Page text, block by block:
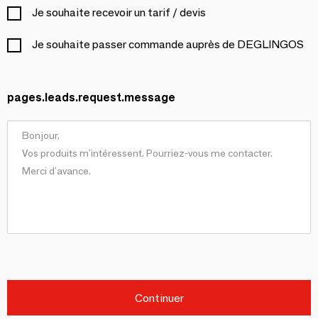
Je souhaite recevoir un tarif / devis
Je souhaite passer commande auprès de DEGLINGOS
pages.leads.request.message
Continuer